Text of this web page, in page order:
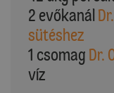
2 evőkanál
sütéshez
1 csomag Dr.
víz